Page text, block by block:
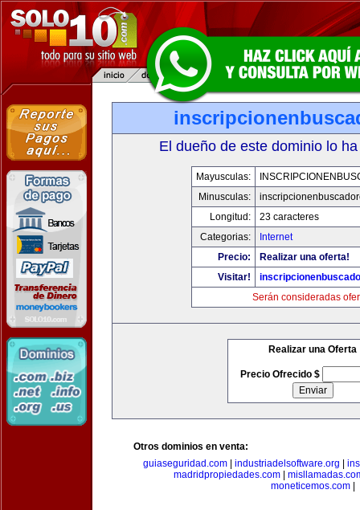
El dueño de este dominio lo
Mayusculas:
Minusculas:
Longitud:
23 caracteres
Categorias:
Internet
Precio:
Realizar una oferta!
Visitar!
Serán consideradas
Realizar una Oferta
Precio Ofrecido $
Otros dominios en venta:
guiaseguridad.com| industriadelsoftware.org
madridpropiedades.com|
moneticemos.com|